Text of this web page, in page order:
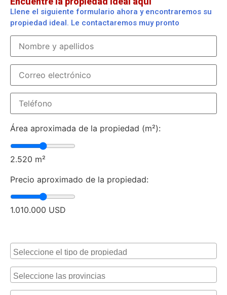
Llene el siguiente formulario ahora y encontraremos su
propiedad ideal. Le contactaremos muy pronto
Área aproximada de la propiedad (m²):
2.520 m²
Precio aproximado de la propiedad:
1.010.000 USD